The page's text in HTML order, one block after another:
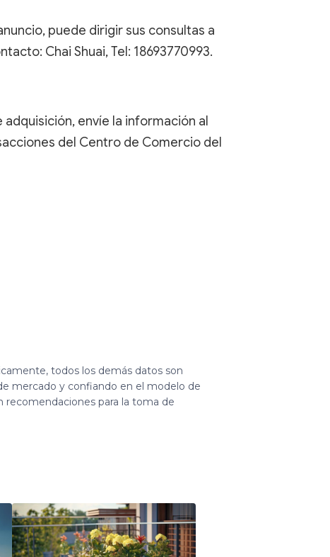
puede dirigir sus consultas a
Chai Shuai, Tel: 18693770993.
envíe la información al
del Centro de Comercio del
todos los demás datos son
mercado y confiando en el modelo de
recomendaciones para la toma de